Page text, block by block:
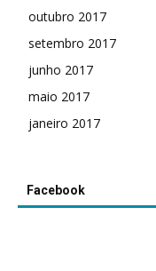
outubro 2017
setembro 2017
junho 2017
maio 2017
janeiro 2017
Facebook